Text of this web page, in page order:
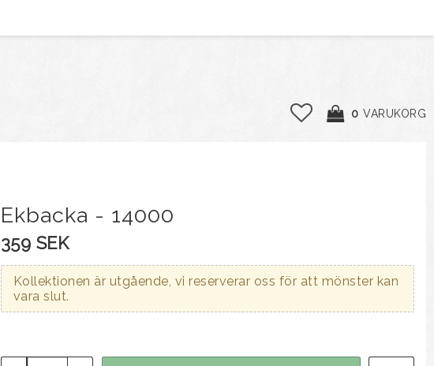
0 VARUKORG
Ekbacka - 14000
359 SEK
Kollektionen är utgående, vi reserverar oss för att mönster kan
vara slut.